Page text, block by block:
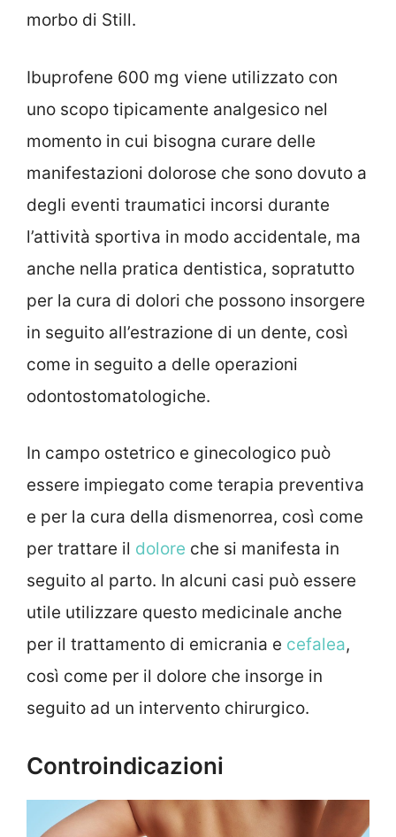
morbo di Still.
Ibuprofene 600 mg viene utilizzato con
uno scopo tipicamente analgesico nel
momento in cui bisogna curare delle
manifestazioni dolorose che sono dovuto a
degli eventi traumatici incorsi durante
l’attività sportiva in modo accidentale, ma
anche nella pratica dentistica, sopratutto
per la cura di dolori che possono insorgere
in seguito all’estrazione di un dente, così
come in seguito a delle operazioni
odontostomatologiche.
In campo ostetrico e ginecologico può
essere impiegato come terapia preventiva
e per la cura della dismenorrea, così come
per trattare il dolore che si manifesta in
seguito al parto. In alcuni casi può essere
utile utilizzare questo medicinale anche
per il trattamento di emicrania e cefalea,
così come per il dolore che insorge in
seguito ad un intervento chirurgico.
Controindicazioni